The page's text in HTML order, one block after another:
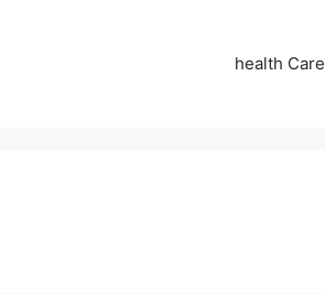
health Care